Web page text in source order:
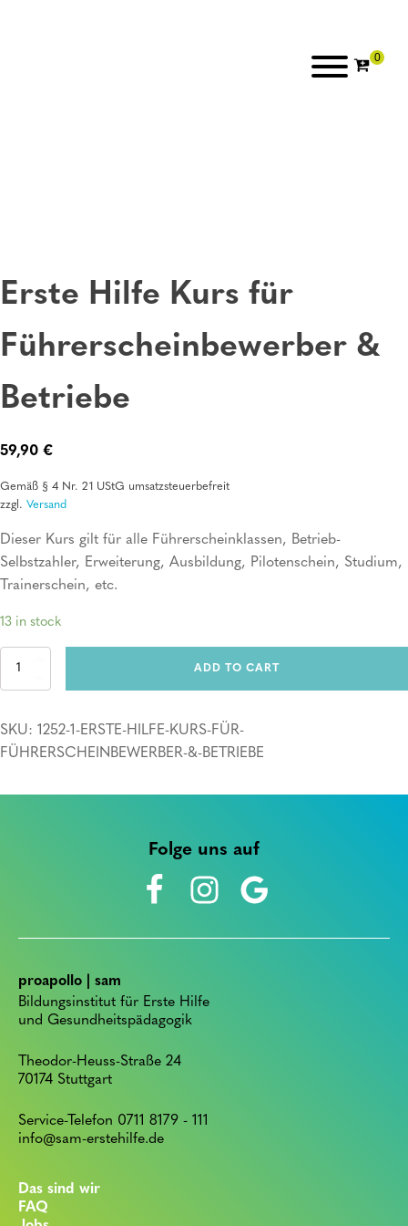
Erste Hilfe Kurs für
Führerscheinbewerber &
Betriebe
59,90 €
Gemäß § 4 Nr. 21 UStG umsatzsteuerbefreit
zzgl. Versand
Dieser Kurs gilt für alle Führerscheinklassen, Betrieb-
Selbstzahler, Erweiterung, Ausbildung, Pilotenschein, Studium,
Trainerschein, etc.
13 in stock
Erste
Führerscheinbewerber
&
ADD TO CART
SKU: 1252-1-ERSTE-HILFE-KURS-FÜR-
FÜHRERSCHEINBEWERBER-&-BETRIEBE
Folge uns auf
proapollo | sam
Bildungsinstitut für Erste Hilfe
und Gesundheitspädagogik
Theodor-Heuss-Straße 24
70174 Stuttgart
Service-Telefon 0711 8179 - 111
info@sam-erstehilfe.de
Das sind wir
FAQ